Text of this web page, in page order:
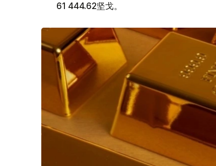
61 444.62坚戈。